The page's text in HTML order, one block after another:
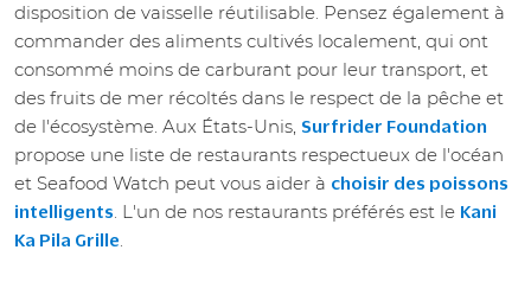
disposition de vaisselle réutilisable. Pensez également à
commander des aliments cultivés localement, qui ont
consommé moins de carburant pour leur transport, et
des fruits de mer récoltés dans le respect de la pêche et
de l'écosystème. Aux États-Unis, Surfrider Foundation
propose une liste de restaurants respectueux de l'océan
et Seafood Watch peut vous aider à choisir des poissons
intelligents. L'un de nos restaurants préférés est le Kani
Ka Pila Grille.